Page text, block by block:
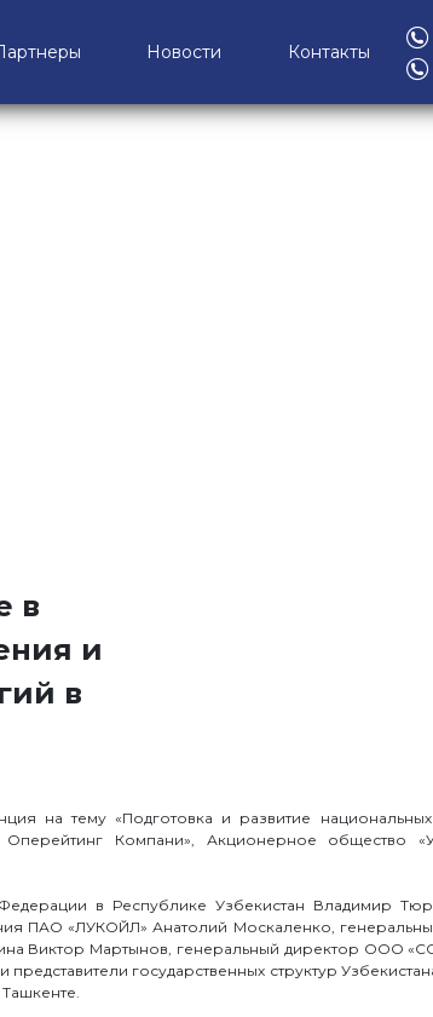
Новости Контакты
в
и
в
на тему «Подготовка и развитие
Компани», Акционерное общество
в Республике Узбекистан Владимир
ПАО «ЛУКОЙЛ» Анатолий Москаленко,
Виктор Мартынов, генеральный директор ООО
государственных структур